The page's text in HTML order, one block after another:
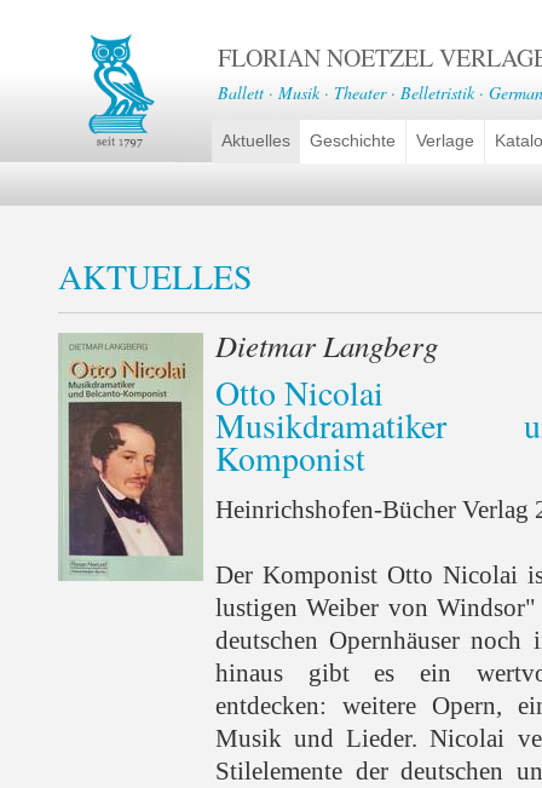
FLORIAN NOETZEL
Ballett · Musik · Theater · Belletristik ·
Aktuelles Geschichte Verlage
AKTUELLES
Dietmar Langberg
Otto Nicolai
Musikdramatiker
Komponist
Heinrichshofen-Bücher Verlag
Der Komponist Otto Nicolai
lustigen Weiber von
deutschen Opernhäuser noch
hinaus gibt es ein
entdecken: weitere Opern,
Musik und Lieder. Nicolai
Stilelemente der deutschen